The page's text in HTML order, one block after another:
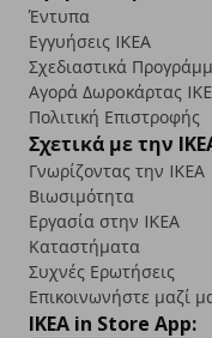
Έντυπα
Εγγυήσεις IKEA
Σχεδιαστικά
Αγορά Δωρoκάρτας
Πολιτική Επιστροφής
Σχετικά με την
Γνωρίζοντας την IKEA
Βιωσιμότητα
Εργασία στην IKEA
Καταστήματα
Συχνές Ερωτήσεις
Επικοινωνήστε μαζί
IKEA in Store App: